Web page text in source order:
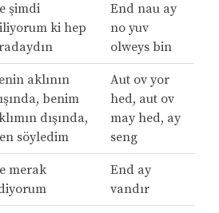
şimdi
ki hep
End nau ay
no yuv
olweys bin
aklının
benim
dışında,
söyledim
Aut ov yor
hed, aut ov
may hed, ay
seng
merak
End ay
vandır